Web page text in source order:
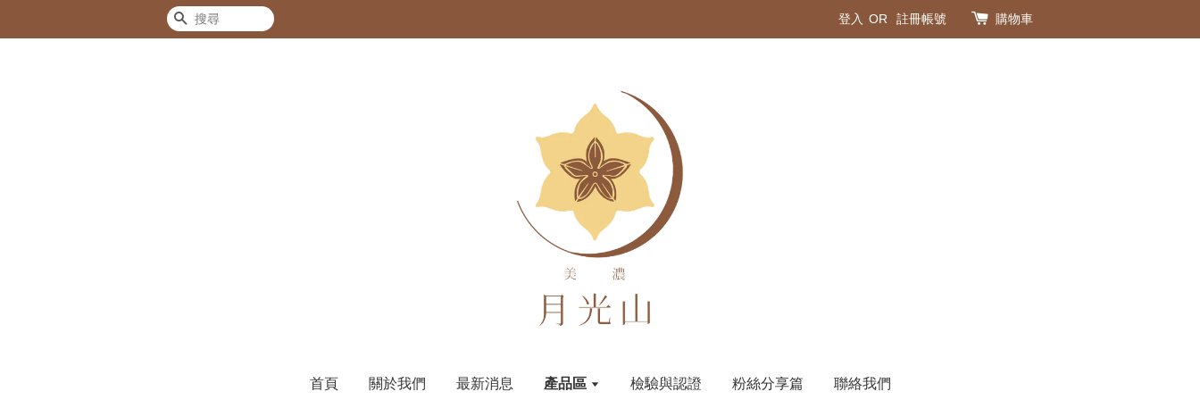
搜尋 登入 OR 註冊帳號 購物車
首頁 關於我們 最新消息 產品區 檢驗與認證 粉絲分享篇 聯絡我們